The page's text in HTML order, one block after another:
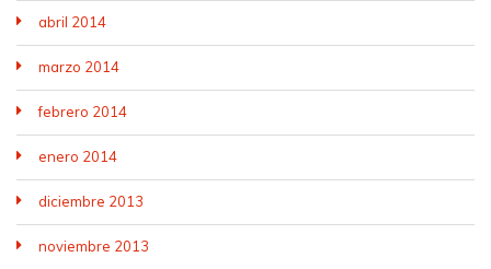
abril 2014
marzo 2014
febrero 2014
enero 2014
diciembre 2013
noviembre 2013